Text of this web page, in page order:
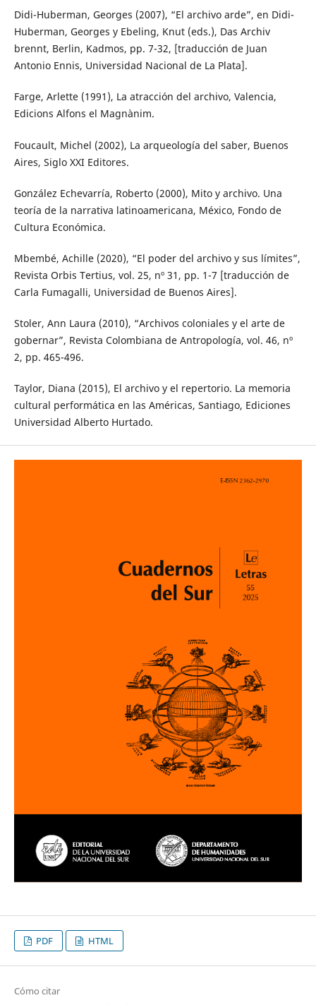
Didi-Huberman, Georges (2007), “El archivo arde”, en Didi-
Huberman, Georges y Ebeling, Knut (eds.), Das Archiv
brennt, Berlin, Kadmos, pp. 7-32, [traducción de Juan
Antonio Ennis, Universidad Nacional de La Plata].
Farge, Arlette (1991), La atracción del archivo, Valencia,
Edicions Alfons el Magnànim.
Foucault, Michel (2002), La arqueología del saber, Buenos
Aires, Siglo XXI Editores.
González Echevarría, Roberto (2000), Mito y archivo. Una
teoría de la narrativa latinoamericana, México, Fondo de
Cultura Económica.
Mbembé, Achille (2020), “El poder del archivo y sus límites”,
Revista Orbis Tertius, vol. 25, nº 31, pp. 1-7 [traducción de
Carla Fumagalli, Universidad de Buenos Aires].
Stoler, Ann Laura (2010), “Archivos coloniales y el arte de
gobernar”, Revista Colombiana de Antropología, vol. 46, nº
2, pp. 465-496.
Taylor, Diana (2015), El archivo y el repertorio. La memoria
cultural performática en las Américas, Santiago, Ediciones
Universidad Alberto Hurtado.
PDF HTML
Cómo citar